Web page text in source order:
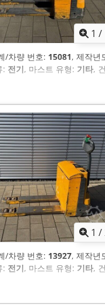
1 /
/차량 번호: 15081, 제작년
: 전기, 마스트 유형: 기타,
1 /
/차량 번호: 13927, 제작년
: 전기, 마스트 유형: 기타,